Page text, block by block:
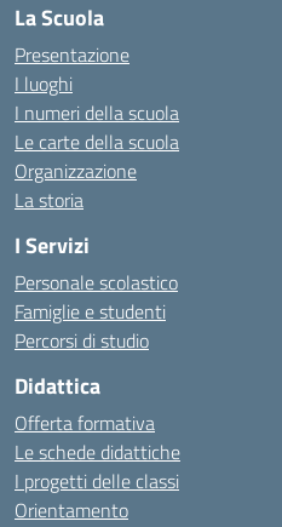
La Scuola
Presentazione
I luoghi
I numeri della scuola
Le carte della scuola
Organizzazione
La storia
I Servizi
Personale scolastico
Famiglie e studenti
Percorsi di studio
Didattica
Offerta formativa
Le schede didattiche
I progetti delle classi
Orientamento